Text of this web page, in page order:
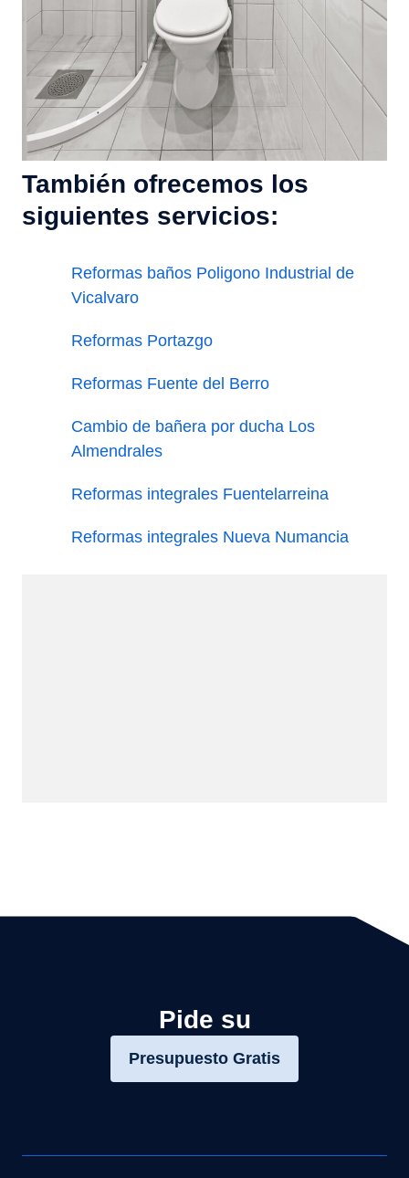
También ofrecemos los
siguientes servicios:
Reformas baños Poligono Industrial de
Vicalvaro
Reformas Portazgo
Reformas Fuente del Berro
Cambio de bañera por ducha Los
Almendrales
Reformas integrales Fuentelarreina
Reformas integrales Nueva Numancia
Pide su
Presupuesto Gratis